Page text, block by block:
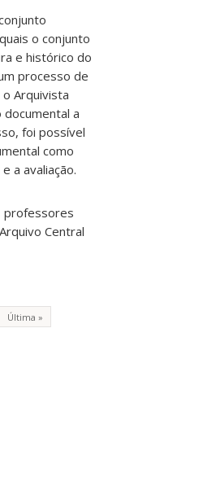
o conjunto
e histórico do
processo de
Arquivista
a
foi possível
como
a avaliação.
professores
Central
Última »